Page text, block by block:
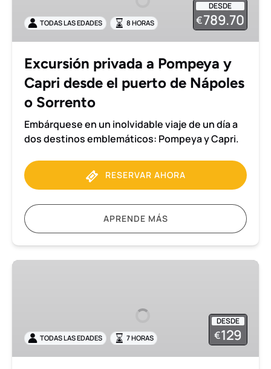
Capri
desde
puerto
Nápoles
Sorrento
DESDE
€789.70
TODAS LAS EDADES 8 HORAS
Excursión privada a Pompeya y
Capri desde el puerto de Nápoles
o Sorrento
Embárquese en un inolvidable viaje de un día a
dos destinos emblemáticos: Pompeya y Capri.
RESERVAR AHORA
APRENDE MÁS
Excursión
Pompeya,
Positano
DESDE
€129
TODAS LAS EDADES 7 HORAS